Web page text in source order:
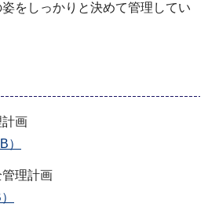
をしっかりと決めて管理してい
計画
）
管理計画